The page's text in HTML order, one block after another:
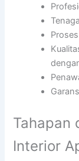
Tahapan
Interior